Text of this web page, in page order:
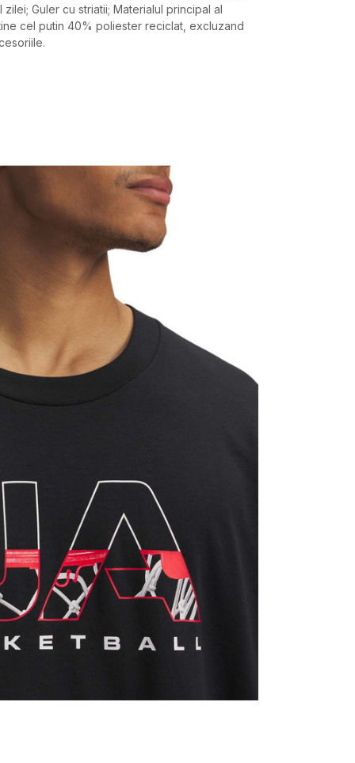
Guler cu striatii; Materialul principal al
cel putin 40% poliester reciclat, excluzand
BARBATI